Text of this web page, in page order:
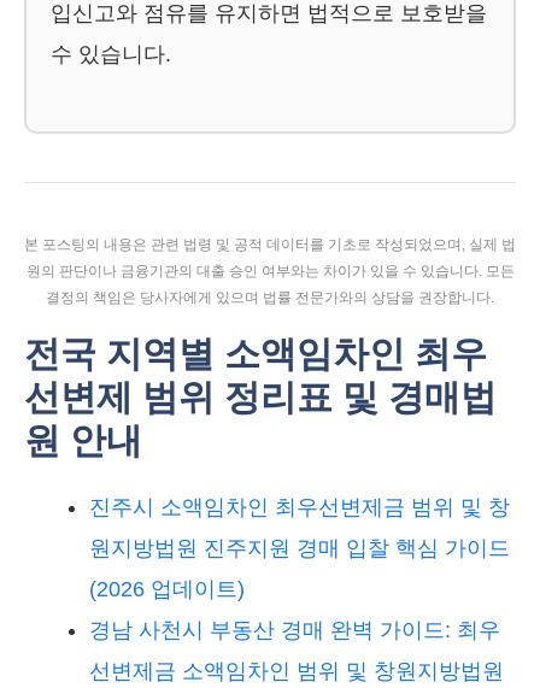
입신고와 점유를 유지하면 법적으로 보호받을
수 있습니다.
본 포스팅의 내용은 관련 법령 및 공적 데이터를 기초로 작성되었으며, 실제 법
원의 판단이나 금융기관의 대출 승인 여부와는 차이가 있을 수 있습니다. 모든
결정의 책임은 당사자에게 있으며 법률 전문가와의 상담을 권장합니다.
전국 지역별 소액임차인 최우
선변제 범위 정리표 및 경매법
원 안내
진주시 소액임차인 최우선변제금 범위 및 창
원지방법원 진주지원 경매 입찰 핵심 가이드
(2026 업데이트)
경남 사천시 부동산 경매 완벽 가이드: 최우
선변제금 소액임차인 범위 및 창원지방법원